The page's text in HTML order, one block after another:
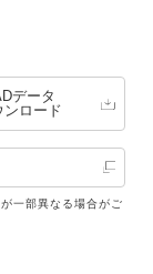
データ
ンロード
一部異なる場合がご